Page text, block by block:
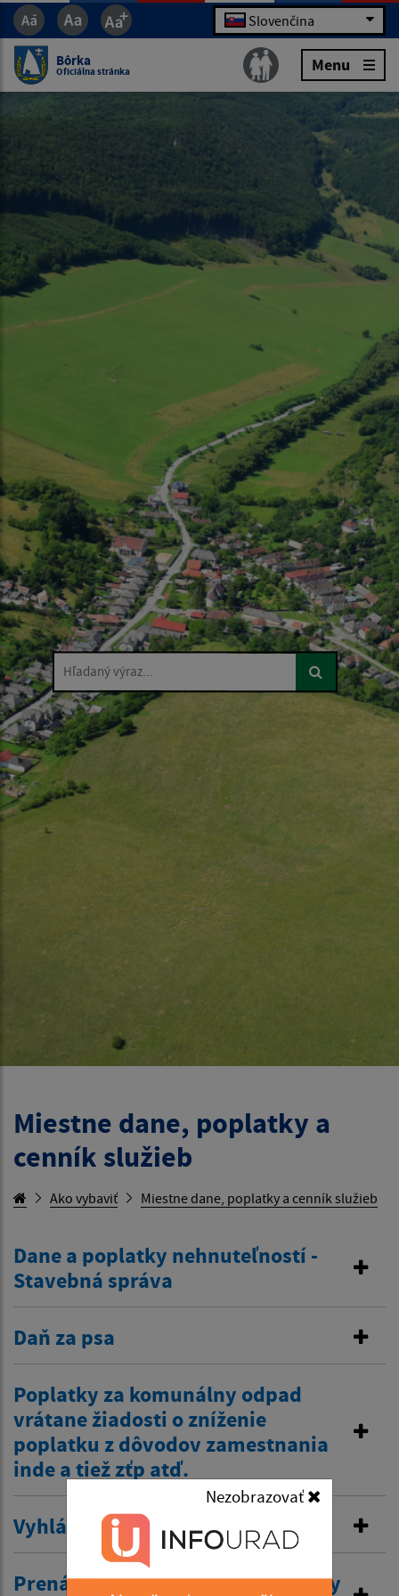
Nezobrazovať
Slovenčina
Bôrka
Oficiálna stránka Menu
Hľadaný výraz...
Miestne dane, poplatky a
cenník služieb
Ako vybaviť Miestne dane, poplatky a cenník služieb
Dane a poplatky nehnuteľností -
Stavebná správa
Daň za psa
Poplatky za komunálny odpad
vrátane žiadosti o zníženie
poplatku z dôvodov zamestnania
inde a tiež zťp atď.
Vyhlásenie v miestnom rozhlase
Prenájom nehnuteľností /kultúrny